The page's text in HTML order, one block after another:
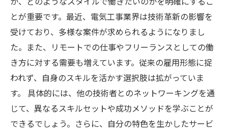
とが重要です。最近、電気工事業界は技術革新の影響を
受けており、多様な案件が求められるようになりまし
た。また、リモートでの仕事やフリーランスとしての働
き方に対する需要も増えています。従来の雇用形態に捉
われず、自身のスキルを活かす選択肢は拡がっていま
す。 具体的には、他の技術者とのネットワーキングを通
じて、異なるスキルセットや成功メソッドを学ぶことが
できるでしょう。さらに、自分の特色を生かしたサービ